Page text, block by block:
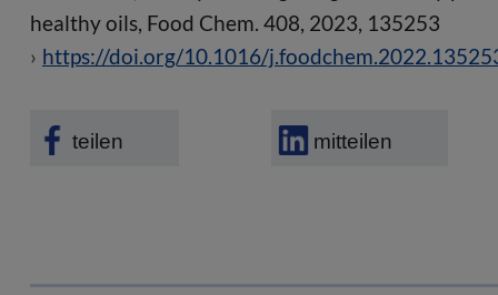
healthy oils, Food Chem. 408, 2023, 135253
https://doi.org/10.1016/
teilen mitteilen